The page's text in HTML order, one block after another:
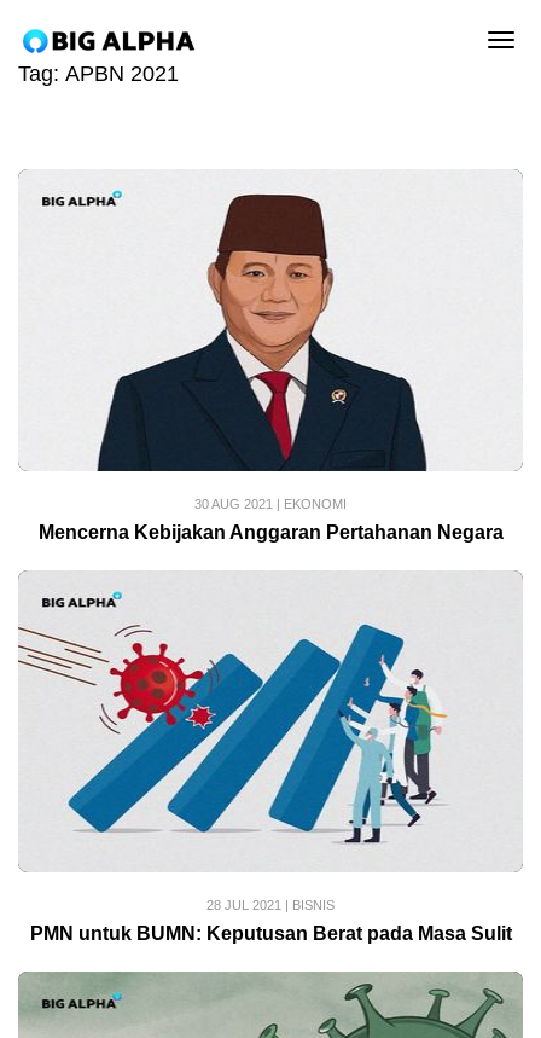
Tag: APBN 2021
30 AUG 2021 | EKONOMI
Mencerna Kebijakan Anggaran Pertahanan Negara
28 JUL 2021 | BISNIS
PMN untuk BUMN: Keputusan Berat pada Masa Sulit